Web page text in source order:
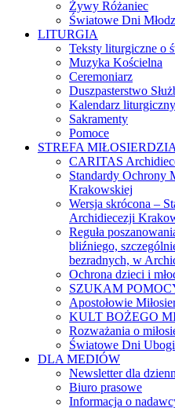
Żywy Różaniec
Światowe Dni
LITURGIA
Teksty liturgiczne o
Muzyka Kościelna
Ceremoniarz
Duszpasterstwo
Kalendarz liturgiczny
Sakramenty
Pomoce
STREFA MIŁOSIERDZIA
CARITAS
Standardy Ochrony
Krakowskiej
Wersja skrócona –
Archidiecezji
Reguła
bliźniego,
bezradnych, w
Ochrona dzieci i
SZUKAM
Apostołowie
KULT BOŻEGO
Rozważania o
Światowe Dni
DLA MEDIÓW
Newsletter dla
Biuro prasowe
Informacja o